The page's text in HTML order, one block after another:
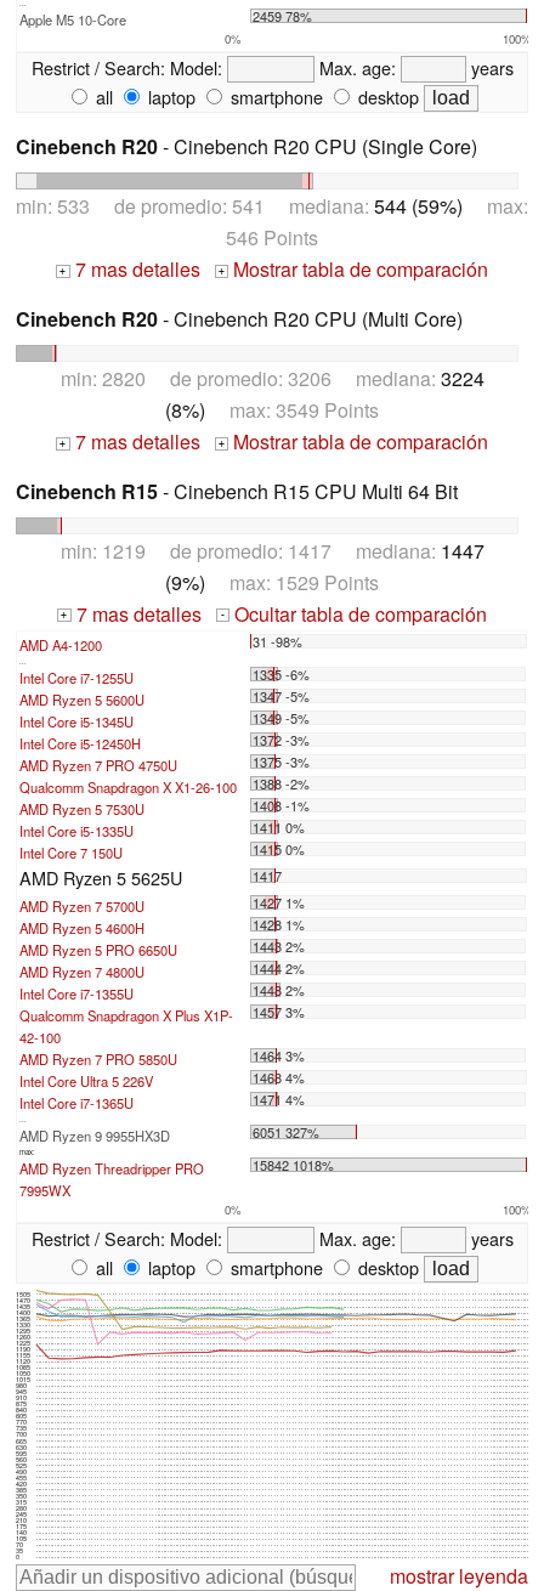
...
Apple M5 10-Core 2459 78%
0% 100%
Restrict / Search: Model: Max. age:
years
all
laptop smartphone desktop
Cinebench R20- Cinebench R20 CPU (Single Core)
min: 533 de promedio: 541 mediana: 544 (59%) max:
546 Points
+ 7 mas detalles +
Mostrar tabla de comparación
Cinebench R20- Cinebench R20 CPU (Multi Core)
min: 2820 de promedio: 3206 mediana: 3224
(8%) max: 3549 Points
+ 7 mas detalles +
Mostrar tabla de comparación
Cinebench R15- Cinebench R15 CPU Multi 64 Bit
min: 1219 de promedio: 1417 mediana: 1447
(9%) max: 1529 Points
+ 7 mas detalles - Ocultar tabla de comparación
AMD A4-1200 31 -98%
Intel Core i7-1255U
1335 -6%
AMD Ryzen 5 5600U
1347 -5%
Intel Core i5-1345U
1349 -5%
Intel Core i5-12450H
1372 -3%
AMD Ryzen 7 PRO 4750U
1375 -3%
Qualcomm Snapdragon X X1-26-100
1388 -2%
AMD Ryzen 5 7530U
1408 -1%
Intel Core i5-1335U
1411 0%
Intel Core 7 150U
1415 0%
AMD Ryzen 5 5625U
1417
AMD Ryzen 7 5700U
1427 1%
AMD Ryzen 5 4600H
1428 1%
AMD Ryzen 5 PRO 6650U
1443 2%
AMD Ryzen 7 4800U
1444 2%
Intel Core i7-1355U
1448 2%
Qualcomm Snapdragon X Plus X1P-
42-100
1457 3%
AMD Ryzen 7 PRO 5850U
1464 3%
Intel Core Ultra 5 226V
1468 4%
Intel Core i7-1365U
1471 4%
AMD Ryzen 9 9955HX3D 6051 327%
max:
AMD Ryzen Threadripper PRO
7995WX
15842 1018%
0% 100%
Restrict / Search: Model: Max. age:
years
all
laptop smartphone desktop
0
35
70
105
140
175
210
245
280
315
350
385
420
455
490
525
560
595
630
665
700
735
770
805
840
875
910
945
980
1015
1050
1085
1120
1155
1190
1225
1260
1295
1330
1365
1400
1435
1470
1505
mostrar leyenda